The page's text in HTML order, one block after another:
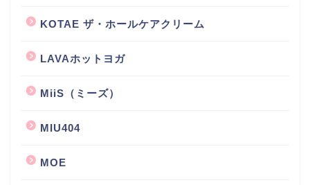
KOTAE ザ・ホールケアクリーム
LAVAホットヨガ
MiiS（ミーズ）
MIU404
MOE